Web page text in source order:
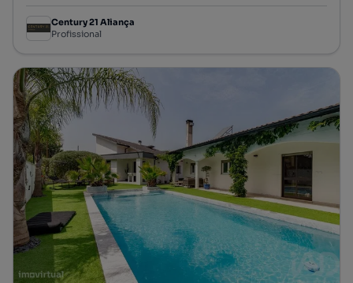
Century 21 Aliança
Profissional